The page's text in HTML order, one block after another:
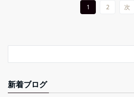
1 2 次
新着ブログ